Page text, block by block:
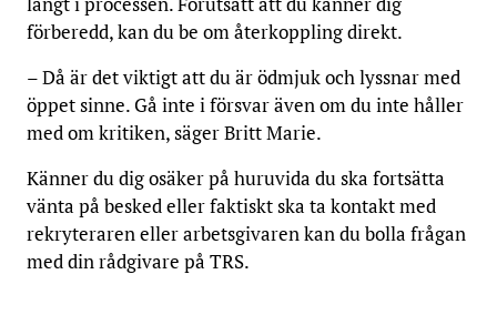
förberedd, kan du be om återkoppling direkt.
– Då är det viktigt att du är ödmjuk och lyssnar med
öppet sinne. Gå inte i försvar även om du inte håller
med om kritiken, säger Britt Marie.
Känner du dig osäker på huruvida du ska fortsätta
vänta på besked eller faktiskt ska ta kontakt med
rekryteraren eller arbetsgivaren kan du bolla frågan
med din rådgivare på TRS.